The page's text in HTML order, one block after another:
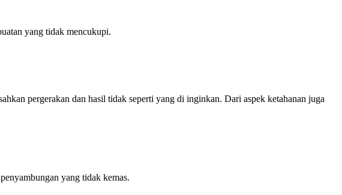
yang tidak mencukupi.
pergerakan dan hasil tidak seperti yang di inginkan. Dari aspek ketahanan juga
yang tidak kemas.